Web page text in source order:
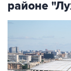
районе